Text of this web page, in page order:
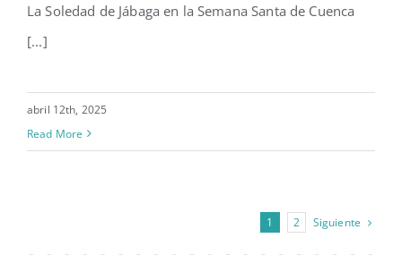
La Soledad de Jábaga en la
La Soledad de Jábaga en la Semana Santa de Cuenca
[...]
abril 12th, 2025
Read More
1 2 Siguiente